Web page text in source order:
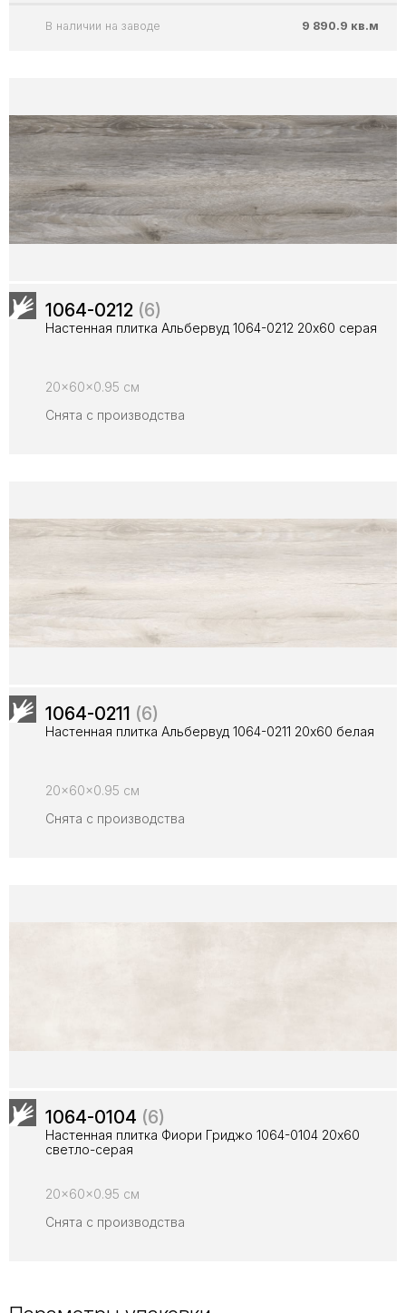
В наличии на заводе 9 890.9 кв.м
1064-0212 (6)
Настенная плитка Альбервуд 1064-0212 20x60 серая
20x60x0.95 см
Снята с производства
1064-0211 (6)
Настенная плитка Альбервуд 1064-0211 20x60 белая
20x60x0.95 см
Снята с производства
1064-0104 (6)
Настенная плитка Фиори Гриджо 1064-0104 20х60
светло-серая
20x60x0.95 см
Снята с производства